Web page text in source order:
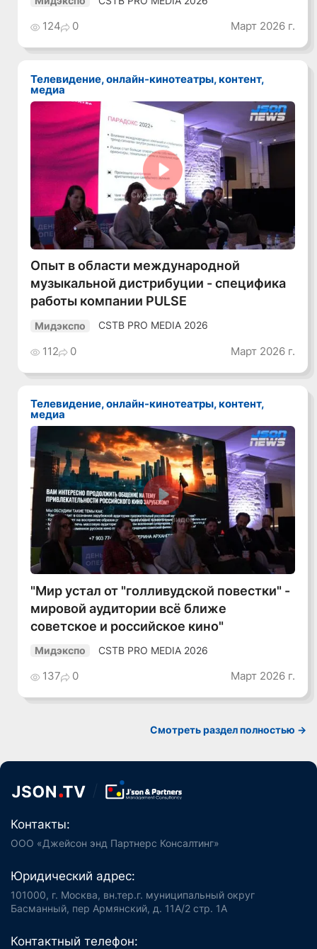
124 0 Март 2026 г.
Телевидение, онлайн-кинотеатры, контент,
медиа
Смотреть видео
Опыт в области международной
музыкальной дистрибуции - специфика
работы компании PULSE
Мидэкспо CSTB PRO MEDIA 2026
112 0 Март 2026 г.
Телевидение, онлайн-кинотеатры, контент,
медиа
Смотреть видео
"Мир устал от "голливудской повестки" -
мировой аудитории всё ближе
советское и российское кино"
Мидэкспо CSTB PRO MEDIA 2026
137 0 Март 2026 г.
Смотреть раздел полностью ->
Контакты:
ООО «Джейсон энд Партнерс Консалтинг»
Юридический адрес:
101000, г. Москва, вн.тер.г. муниципальный округ
Басманный, пер Армянский, д. 11А/2 стр. 1А
Контактный телефон: